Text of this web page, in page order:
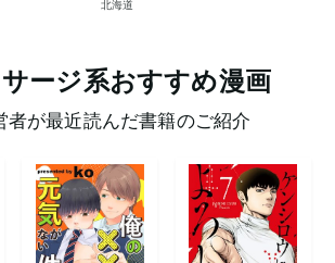
はDMで
短髪筋トレ男子によるゲイマ
北海道
ージ系おすすめ漫画
者が最近読んだ書籍のご紹介